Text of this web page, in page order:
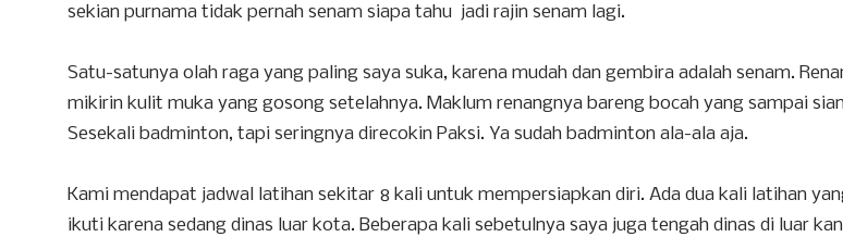
sekian purnama tidak pernah senam siapa tahu jadi rajin senam lagi.
Satu-satunya olah raga yang paling saya suka, karena mudah dan gembira adalah senam.
mikirin kulit muka yang gosong setelahnya. Maklum renangnya bareng bocah yang sampai
Sesekali badminton, tapi seringnya direcokin Paksi. Ya sudah badminton ala-ala aja.
Kami mendapat jadwal latihan sekitar 8 kali untuk mempersiapkan diri. Ada dua kali latihan
ikuti karena sedang dinas luar kota. Beberapa kali sebetulnya saya juga tengah dinas di luar